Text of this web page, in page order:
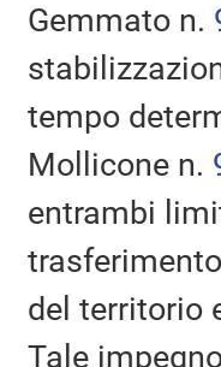
Gemmato n.
tempo
Mollicone n.
entrambi
del territorio
Tale